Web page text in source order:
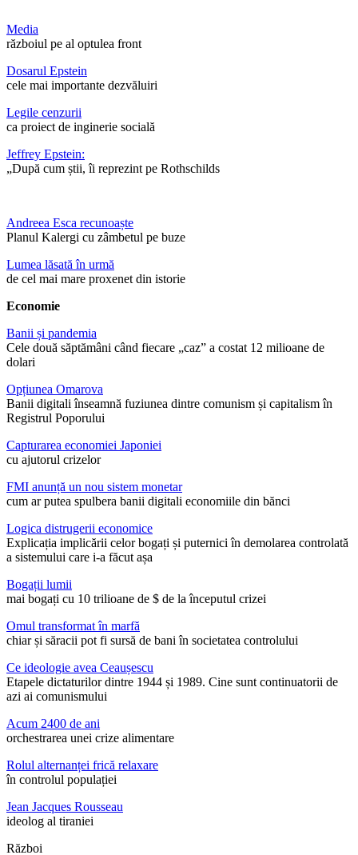
Media
războiul pe al optulea front
Dosarul Epstein
cele mai importante dezvăluiri
Legile cenzurii
ca proiect de inginerie socială
Jeffrey Epstein:
„După cum știi, îi reprezint pe Rothschilds
Andreea Esca recunoaște
Planul Kalergi cu zâmbetul pe buze
Lumea lăsată în urmă
de cel mai mare proxenet din istorie
Economie
Banii și pandemia
Cele două săptămâni când fiecare „caz” a costat 12 milioane de
dolari
Opțiunea Omarova
Banii digitali înseamnă fuziunea dintre comunism și capitalism în
Registrul Poporului
Capturarea economiei Japoniei
cu ajutorul crizelor
FMI anunță un nou sistem monetar
cum ar putea spulbera banii digitali economiile din bănci
Logica distrugerii economice
Explicația implicării celor bogați și puternici în demolarea controlată
a sistemului care i-a făcut așa
Bogații lumii
mai bogați cu 10 trilioane de $ de la începutul crizei
Omul transformat în marfă
chiar și săracii pot fi sursă de bani în societatea controlului
Ce ideologie avea Ceaușescu
Etapele dictaturilor dintre 1944 și 1989. Cine sunt continuatorii de
azi ai comunismului
Acum 2400 de ani
orchestrarea unei crize alimentare
Rolul alternanței frică relaxare
în controlul populației
Jean Jacques Rousseau
ideolog al tiraniei
Război